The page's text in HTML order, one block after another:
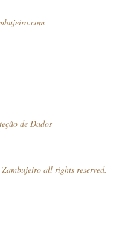
de Dados
all rights reserved.